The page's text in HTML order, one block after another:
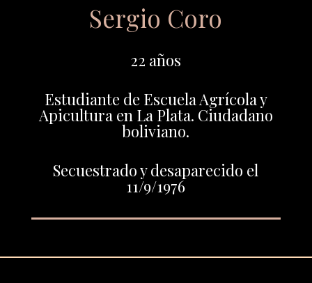
Sergio Coro
22 años
Estudiante de Escuela Agrícola y
Apicultura en La Plata. Ciudadano
boliviano.
Secuestrado y desaparecido el
11/9/1976